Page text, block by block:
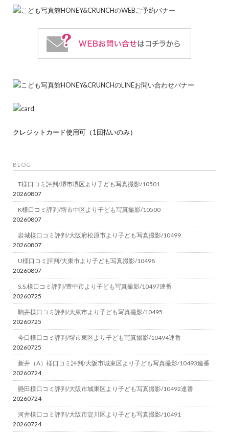
クレジットカード使用可（1回払いのみ）
BLOG
T様口コミ評判/堺市堺区より子ども写真撮影/10501
20260807
K様口コミ評判/堺市中区より子ども写真撮影/10500
20260807
岩城様口コミ評判/大阪府松原市より子ども写真撮影/10499
20260807
U様口コミ評判/大東市より子ども写真撮影/10498
20260807
S.S.様口コミ評判/豊中市より子ども写真撮影/10497連番
20260725
駒井様口コミ評判/大東市より子ども写真撮影/10495
20260725
今口様口コミ評判/堺市東区より子ども写真撮影/10494連番
20260725
新井（A）様口コミ評判/大阪市城東区より子ども写真撮影/10493連番
20260724
懸田様口コミ評判/大阪市城東区より子ども写真撮影/10492連番
20260724
河井様口コミ評判/大阪市淀川区より子ども写真撮影/10491
20260724